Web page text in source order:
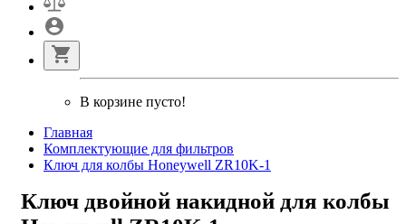
В корзине пусто!
Главная
Комплектующие для фильтров
Ключ для колбы Honeywell ZR10K-1
Ключ двойной накидной для колбы